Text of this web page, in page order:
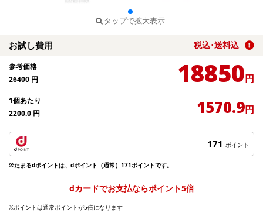
タップで拡大表示
お試し費用 税込･送料込
参考価格
26400 円 18850円
1個あたり
2200.0 円 1570.9円
171 ポイント
※たまるdポイントは、dポイント（通常）171ポイントです。
dカードでお支払ならポイント5倍
※ポイントは通常ポイントが5倍になります